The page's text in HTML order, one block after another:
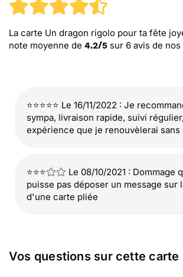
La carte Un dragon rigolo pour ta fête
note moyenne de 4.2/5 sur 6 avis de
⭐⭐⭐⭐⭐ Le 16/11/2022 : Je
sympa, livraison rapide, suivi
expérience que je renouvèlerai sans
⭐⭐⭐
Le 08/10/2021 : Dommage
puisse pas déposer un message sur
d'une carte pliée
Vos questions sur cette carte